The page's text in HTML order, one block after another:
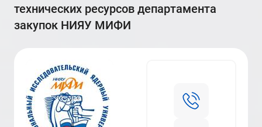
технических ресурсов департамента
закупок НИЯУ МИФИ